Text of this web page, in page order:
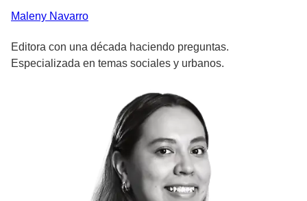
Maleny Navarro
Editora con una década haciendo preguntas.
Especializada en temas sociales y urbanos.